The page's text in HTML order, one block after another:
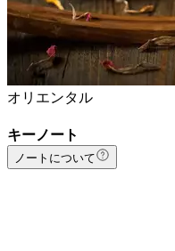
オリエンタル
キーノート
ノートについて